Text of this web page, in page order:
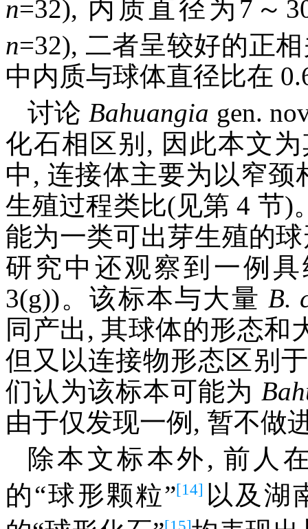
n=32), 内质直径为7～
n=32), 二者呈较好的正
中内质与球体直径比在
讨论 Bahuangia gen.
化石相区别, 因此本文
中, 连接体主要为以窄
生殖过程类比(见第 4 节)
能为一类可出芽生殖的
研究中还观察到一例
3(g))。该标本与大量 B.
同产出, 其球体的形态和
但又以连接物形态区别
们认为该标本可能为
由于仅发现一例, 暂不做
除本文标本外, 前人
的“球形颗粒”[14] 以及湖